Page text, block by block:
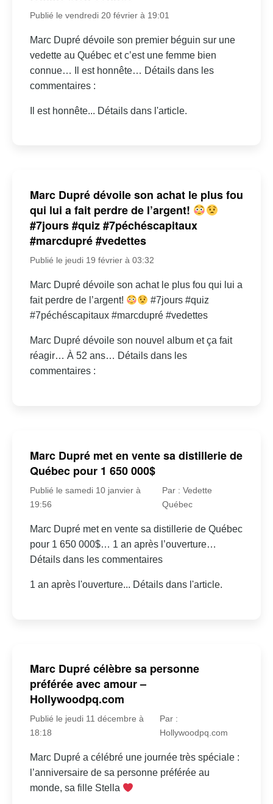
Publié le vendredi 20 février à 19:01
Marc Dupré dévoile son premier béguin sur une
vedette au Québec et c’est une femme bien
connue… Il est honnête… Détails dans les
commentaires :
Il est honnête... Détails dans l'article.
Marc Dupré dévoile son achat le plus fou
qui lui a fait perdre de l’argent!
#7jours #quiz #7péchéscapitaux
#marcdupré #vedettes
Publié le jeudi 19 février à 03:32
Marc Dupré dévoile son achat le plus fou qui lui a
fait perdre de l’argent!
#7jours #quiz
#7péchéscapitaux #marcdupré #vedettes
Marc Dupré dévoile son nouvel album et ça fait
réagir… À 52 ans… Détails dans les
commentaires :
Marc Dupré met en vente sa distillerie de
Québec pour 1 650 000$
Publié le samedi 10 janvier à
19:56
Par : Vedette
Québec
Marc Dupré met en vente sa distillerie de Québec
pour 1 650 000$… 1 an après l’ouverture…
Détails dans les commentaires
1 an après l'ouverture... Détails dans l'article.
Marc Dupré célèbre sa personne
préférée avec amour –
Hollywoodpq.com
Publié le jeudi 11 décembre à
18:18
Par :
Hollywoodpq.com
Marc Dupré a célébré une journée très spéciale :
l’anniversaire de sa personne préférée au
monde, sa fille Stella